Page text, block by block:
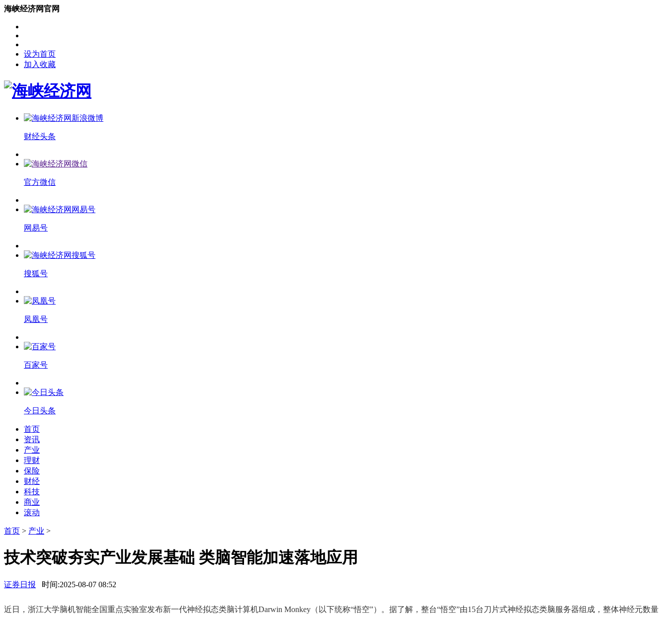
海峡经济网官网
设为首页
加入收藏
财经头条
官方微信
网易号
搜狐号
凤凰号
百家号
今日头条
首页
资讯
产业
理财
保险
财经
科技
商业
滚动
首页 > 产业 >
技术突破夯实产业发展基础 类脑智能加速落地应用
证券日报 时间:2025-08-07 08:52
近日，浙江大学脑机智能全国重点实验室发布新一代神经拟态类脑计算机Darwin Monkey（以下统称“悟空”）。据了解，整台“悟空”由15台刀片式神经拟态类脑服务器组成，整体神经元数量